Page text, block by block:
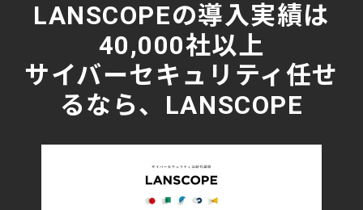
LANSCOPEの導入実績は
40,000社以上
サイバーセキュリティ任せ
るなら、LANSCOPE